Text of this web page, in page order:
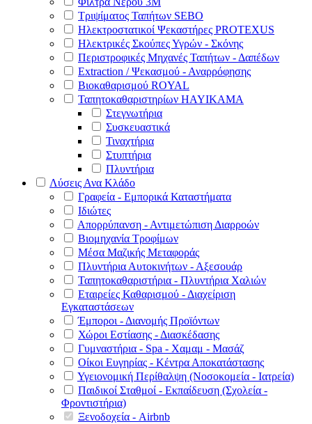
Τριψίματος Ταπήτων SEBO
Ηλεκτροστατικοί Ψεκαστήρες PROTEXUS
Ηλεκτρικές Σκούπες Υγρών - Σκόνης
Περιστροφικές Μηχανές Ταπήτων - Δαπέδων
Extraction / Ψεκασμού - Αναρρόφησης
Βιοκαθαρισμού ROYAL
Ταπητοκαθαριστηρίων HAYIKAMA
Στεγνωτήρια
Συσκευαστικά
Τιναχτήρια
Στυπτήρια
Πλυντήρια
Λύσεις Ανα Κλάδο
Γραφεία - Εμπορικά Καταστήματα
Ιδιώτες
Απορρύπανση - Αντιμετώπιση Διαρροών
Βιομηχανία Τροφίμων
Μέσα Μαζικής Μεταφοράς
Πλυντήρια Αυτοκινήτων - Αξεσουάρ
Ταπητοκαθαριστήρια - Πλυντήρια Χαλιών
Εταιρείες Καθαρισμού - Διαχείριση
Εγκαταστάσεων
Έμποροι - Διανομής Προϊόντων
Χώροι Εστίασης - Διασκέδασης
Γυμναστήρια - Spa - Χαμαμ - Μασάζ
Οίκοι Ευγηρίας - Κέντρα Αποκατάστασης
Υγειονομική Περίθαλψη (Νοσοκομεία - Ιατρεία)
Παιδικοί Σταθμοί - Εκπαίδευση (Σχολεία -
Φροντιστήρια)
Ξενοδοχεία - Airbnb